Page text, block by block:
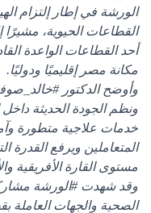
الورشة في إطار إلتزام
القطاعات الحيوية، مشيرًا
أحد القطاعات الواعدة
مكانة مصر إقليميًا ودوليًا.
وأوضح الدكتور
ونظم الجودة الحديثة
خدمات علاجية متطورة
المتعاملين ويرفع القدرة
مستوى القارة الأفريقية
وقد شهدت#الورشة
الصحية والجهات العاملة